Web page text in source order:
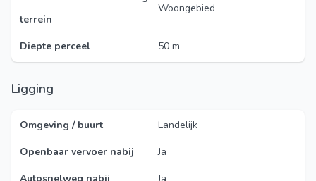
terrein
Woongebied
Diepte perceel 50 m
Ligging
Omgeving / buurt
Landelijk
Openbaar vervoer nabij
Ja